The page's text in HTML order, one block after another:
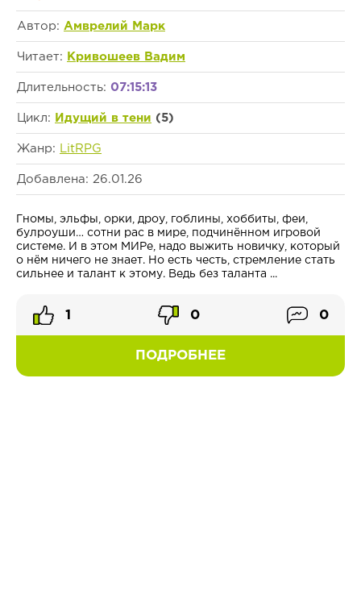
Автор: Амврелий Марк
Читает: Кривошеев Вадим
Длительность: 07:15:13
Цикл: Идущий в тени (5)
Жанр: LitRPG
Добавлена: 26.01.26
Гномы, эльфы, орки, дроу, гоблины, хоббиты, феи,
булроуши… сотни рас в мире, подчинённом игровой
системе. И в этом МИРе, надо выжить новичку, который
о нём ничего не знает. Но есть честь, стремление стать
сильнее и талант к этому. Ведь без таланта ...
ПОДРОБНЕЕ
1 0 0